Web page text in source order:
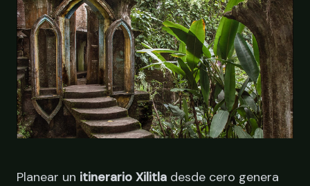
Planear un itinerario Xilitla desde cero genera